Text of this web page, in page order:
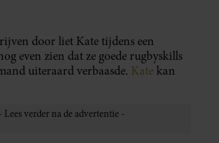
door liet Kate tijdens een
even zien dat ze goede rugbyskills
uiteraard verbaasde. Katekan